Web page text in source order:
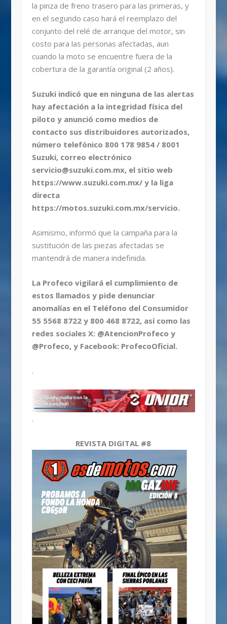
la pinza de freno trasero para las primeras, y
en el segundo caso hará el reemplazo del
conjunto del relé de arranque del motor, sin
costo para las personas afectadas, aun
cuando la moto se encuentre fuera de la
cobertura de la garantía original (2 años).
Suzuki indicó que en ninguna de las alertas
hay afectación a la integridad física del
piloto y anunció como medios de
contacto sus distribuidores autorizados,
número telefónico 800 178 9854 / 8001
Suzuki, correo electrónico
servicio@suzuki.com.mx, el sitio web
https://www.suzuki.com.mx/ y la liga
directa
https://motos.suzuki.com.mx/servicio.
Asimismo, informó que la campaña para la
sustitución de las piezas afectadas se
mantendrá de manera indefinida.
La Profeco vigilará el cumplimiento de
estos llamados y pide denunciar
anomalías en el Teléfono del Consumidor
55 5568 8722 y 800 468 8722, así como las
redes sociales X: @AtencionProfeco y
@Profeco, y Facebook: ProfecoOficial.
.
.
REVISTA DIGITAL #8